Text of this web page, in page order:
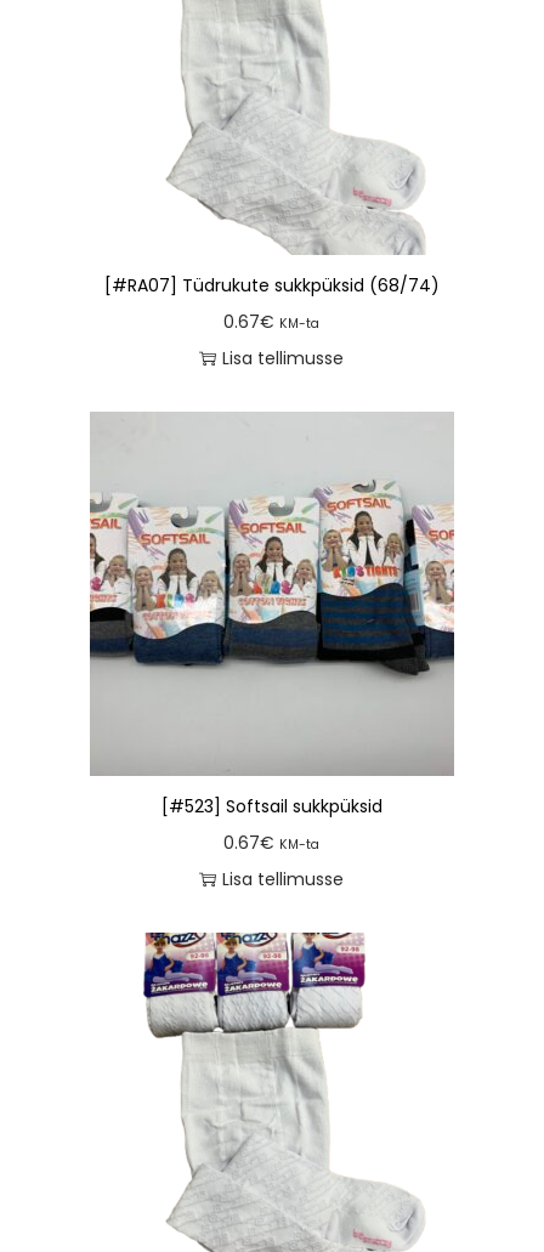
[#RA07] Tüdrukute sukkpüksid (68/74)
0.67€ KM-ta
Lisa tellimusse
[#523] Softsail sukkpüksid
0.67€ KM-ta
Lisa tellimusse